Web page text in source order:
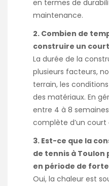
en termes de
maintenance.
2. Combien de
construire un
La durée de la
plusieurs facteurs,
terrain, les
des matériaux. En
entre 4 à 8
complète d’un court
3. Est-ce que la
de tennis à
en période de
Oui, la chaleur est